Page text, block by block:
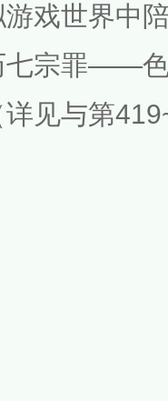
戏世界中
七宗罪——
见与第